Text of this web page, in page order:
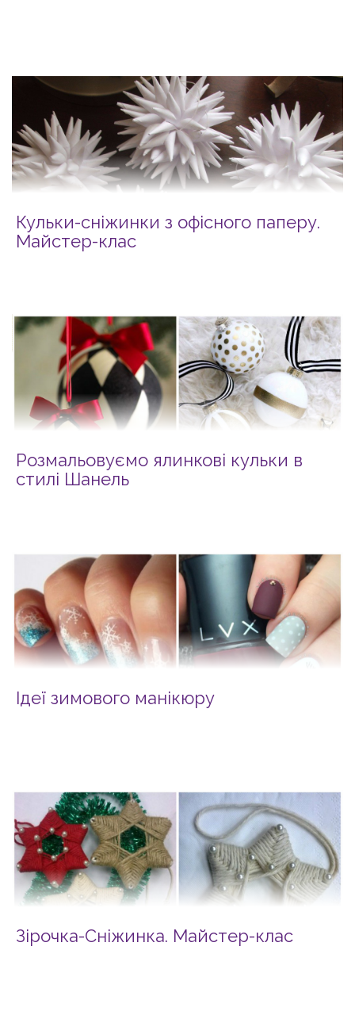
Кульки-сніжинки з офісного паперу.
Майстер-клас
Розмальовуємо ялинкові кульки в
стилі Шанель
Ідеї зимового манікюру
Зірочка-Сніжинка. Майстер-клас